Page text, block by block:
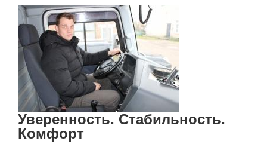
Уверенность. Стабильность.
Комфорт